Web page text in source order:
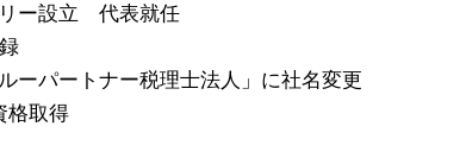
ー設立 代表就任
ーパートナー税理士法人」に社名変更
格取得